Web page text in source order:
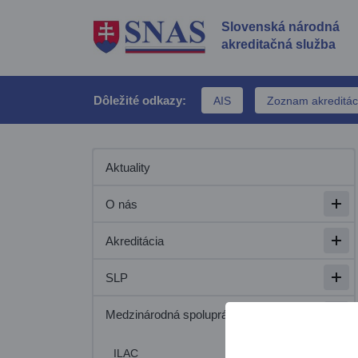
Slovenská národná
akreditačná služba
Dôležité odkazy AIS Zoznam
Aktuality
O nás
Akreditácia
SLP
Medzinárodná spolupráca
ILAC